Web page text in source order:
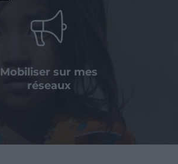
Mobiliser sur mes
réseaux